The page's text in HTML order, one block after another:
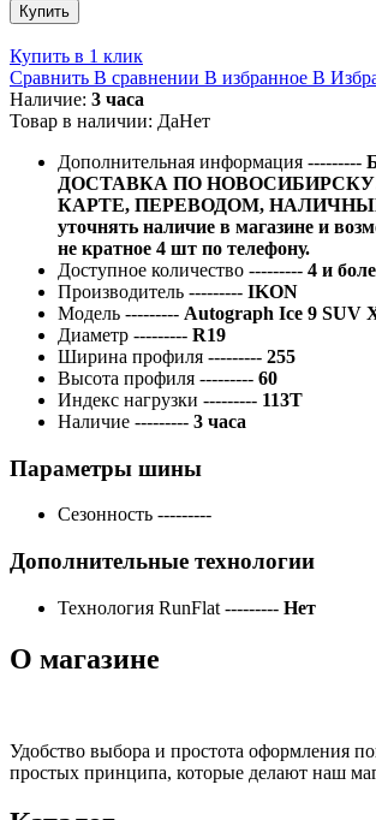
Купить
Купить в 1 клик
Сравнить В сравнении В избранное В
Наличие: 3 часа
Товар в наличии: ДаНет
Дополнительная информация ---------
ДОСТАВКА ПО
КАРТЕ, ПЕРЕВОДОМ,
уточнять наличие в магазине и
не кратное 4 шт по телефону.
Доступное количество --------- 4 и
Производитель --------- IKON
Модель --------- Autograph Ice 9 SUV
Диаметр --------- R19
Ширина профиля --------- 255
Высота профиля --------- 60
Индекс нагрузки --------- 113T
Наличие --------- 3 часа
Параметры шины
Сезонность ---------
Дополнительные технологии
Технология RunFlat --------- Нет
О магазине
Удобство выбора и простота оформления
простых принципа, которые делают наш